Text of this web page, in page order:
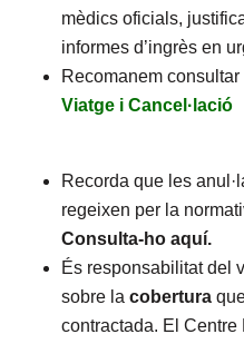
mèdics oficials,
informes d’ingrès en
Recomanem
Viatge i Cancel·lació
Recorda que les
regeixen per la
Consulta-ho aquí.
És responsabilitat del
sobre la cobertura
contractada. El Centre